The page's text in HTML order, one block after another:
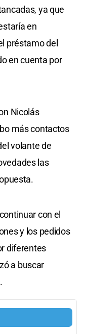
ya que
en
préstamo del
en cuenta por
Nicolás
más contactos
volante de
las
con el
y los pedidos
diferentes
a buscar